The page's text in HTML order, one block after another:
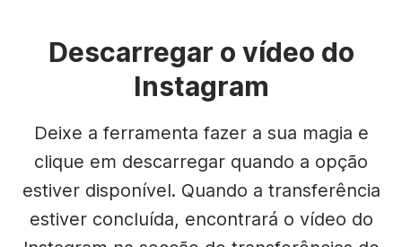
Descarregar o vídeo do
Instagram
Deixe a ferramenta fazer a sua magia e
clique em descarregar quando a opção
estiver disponível. Quando a transferência
estiver concluída, encontrará o vídeo do